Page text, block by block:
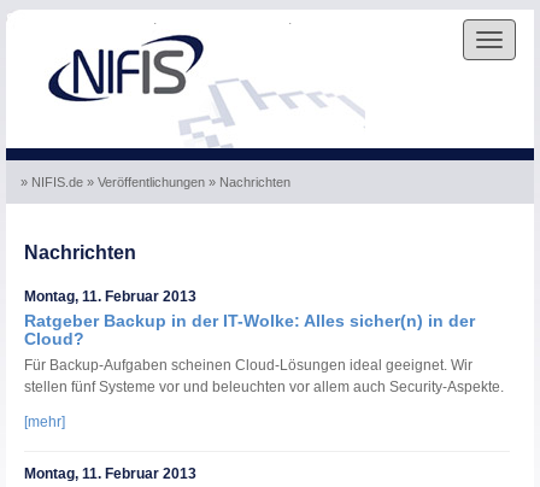
Skip to the navigation .
.
Toggle
» NIFIS.de » Veröffentlichungen » Nachrichten
Nachrichten
Montag, 11. Februar 2013
Ratgeber Backup in der IT-Wolke: Alles sicher(n) in der
Cloud?
Für Backup-Aufgaben scheinen Cloud-Lösungen ideal geeignet. Wir
stellen fünf Systeme vor und beleuchten vor allem auch Security-Aspekte.
[mehr]
Montag, 11. Februar 2013